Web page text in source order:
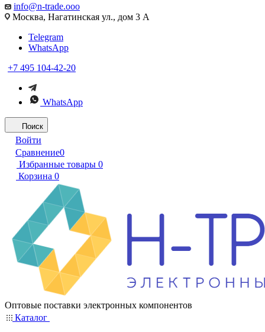
info@n-trade.ooo
Москва, Нагатинская ул., дом 3 А
Telegram
WhatsApp
+7 495 104-42-20
WhatsApp
Поиск
Войти
Сравнение0
Избранные товары 0
Корзина 0
Оптовые поставки электронных компонентов
Каталог